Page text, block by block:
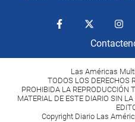
Las Américas
TODOS LOS DERECHOS
PROHIBIDA LA REPRODUCCIÓN
MATERIAL DE ESTE DIARIO SIN
Copyright Diario Las